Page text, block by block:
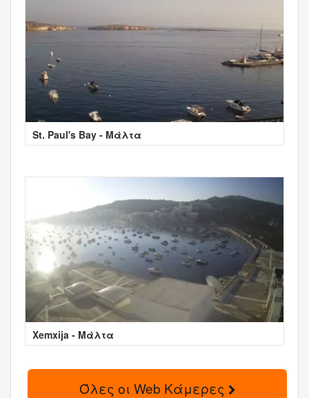
St. Paul's Bay - Μάλτα
Xemxija - Μάλτα
Όλες οι Web Κάμερες